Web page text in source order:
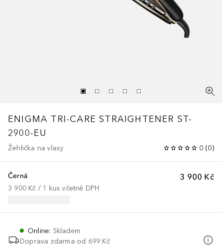
ENIGMA TRI-CARE STRAIGHTENER ST-
2900-EU
Žehlička na vlasy 0 (0)
3 900 Kč
Černá
3 900 Kč / 1 kus včetně DPH
Online: Skladem
Doprava zdarma od 699 Kč